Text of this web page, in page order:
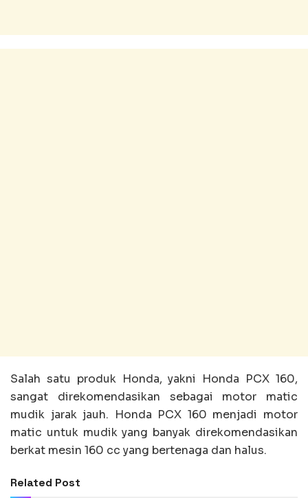
Salah satu produk Honda, yakni Honda PCX 160,
sangat direkomendasikan sebagai motor matic
mudik jarak jauh. Honda PCX 160 menjadi motor
matic untuk mudik yang banyak direkomendasikan
berkat mesin 160 cc yang bertenaga dan halus.
Related Post